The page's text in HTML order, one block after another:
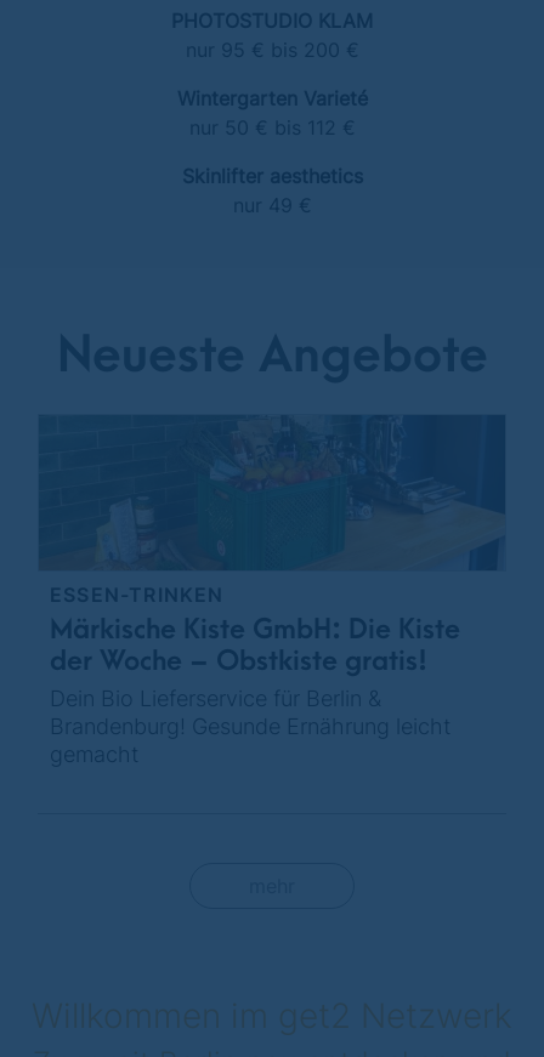
PHOTOSTUDIO KLAM
nur 95 € bis 200 €
Wintergarten Varieté
nur 50 € bis 112 €
Skinlifter aesthetics
nur 49 €
ESSEN-TRINKEN
Märkische Kiste GmbH: Die Kiste
der Woche – Obstkiste gratis!
Dein Bio Lieferservice für Berlin &
Brandenburg! Gesunde Ernährung leicht
gemacht
Willkommen im get2 Netzwerk